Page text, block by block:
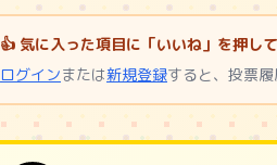
👍 気に入った項目に「いいね」を押し
ログインまたは新規登録すると、投票履